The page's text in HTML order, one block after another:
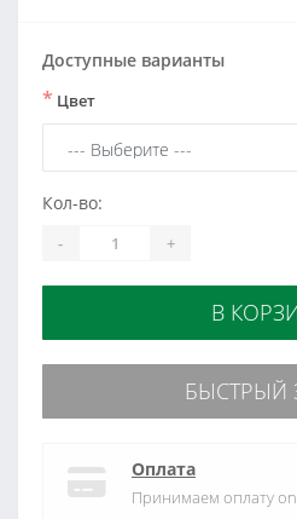
Доступные варианты
* Цвет
Кол-во:
- +
В
БЫСТРЫЙ
Оплата
Принимаем оплату